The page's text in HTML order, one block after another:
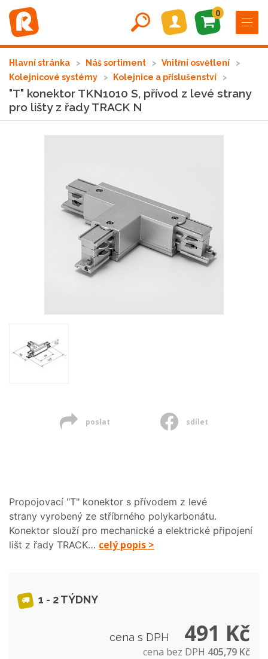
0
Hlavní stránka Náš sortiment
Vnitřní osvětlení
Kolejnicové systémy
Kolejnice a příslušenství
"T" konektor TKN1010 S, přívod z levé strany
pro lišty z řady TRACK N
poslat sdílet
Propojovací "T" konektor s přívodem z levé
strany vyrobený ze stříbrného polykarbonátu.
Konektor slouží pro mechanické a elektrické připojení
lišt z řady TRACK… celý popis >
1 - 2 TÝDNY
cena s DPH 491 Kč
cena bez DPH 405,79 Kč